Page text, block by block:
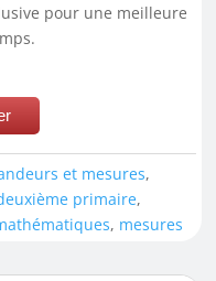
pour une meilleure
et mesures,
primaire,
, mesures